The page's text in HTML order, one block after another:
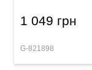
1 049 грн
G-821898